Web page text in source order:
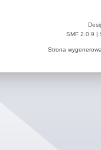
SMF 2.0.9
Strona